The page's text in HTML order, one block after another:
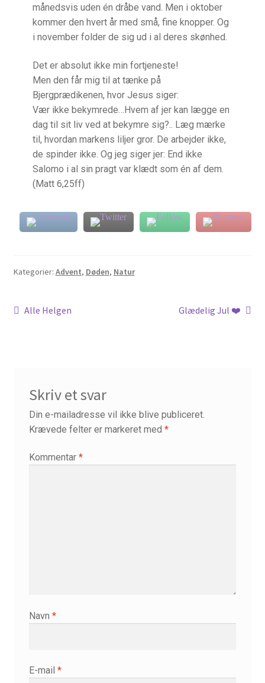
Radio og TV
Retræte i hverdagen
Vejledt retræte – 4 dage
Seminar for åndelige vejledere i Skandinavien
Sjælemaleri
Trospraksis TV
Inge Merete Gross
Kunstretreat
månedsvis uden én dråbe vand. Men i oktober
kommer den hvert år med små, fine knopper. Og
i november folder de sig ud i al deres skønhed.
Det er absolut ikke min fortjeneste!
Men den får mig til at tænke på
Bjergprædikenen, hvor Jesus siger:
Vær ikke bekymrede…Hvem af jer kan lægge en
dag til sit liv ved at bekymre sig?.. Læg mærke
til, hvordan markens liljer gror. De arbejder ikke,
de spinder ikke. Og jeg siger jer: End ikke
Salomo i al sin pragt var klædt som én af dem.
(Matt 6,25ff)
Kategorier: Advent, Døden, Natur
Indlægsnavigation
Forrige
Alle Helgen
Næste
Glædelig Jul ❤️
Skriv et svar
Din e-mailadresse vil ikke blive publiceret.
Krævede felter er markeret med *
Kommentar *
Navn *
E-mail *